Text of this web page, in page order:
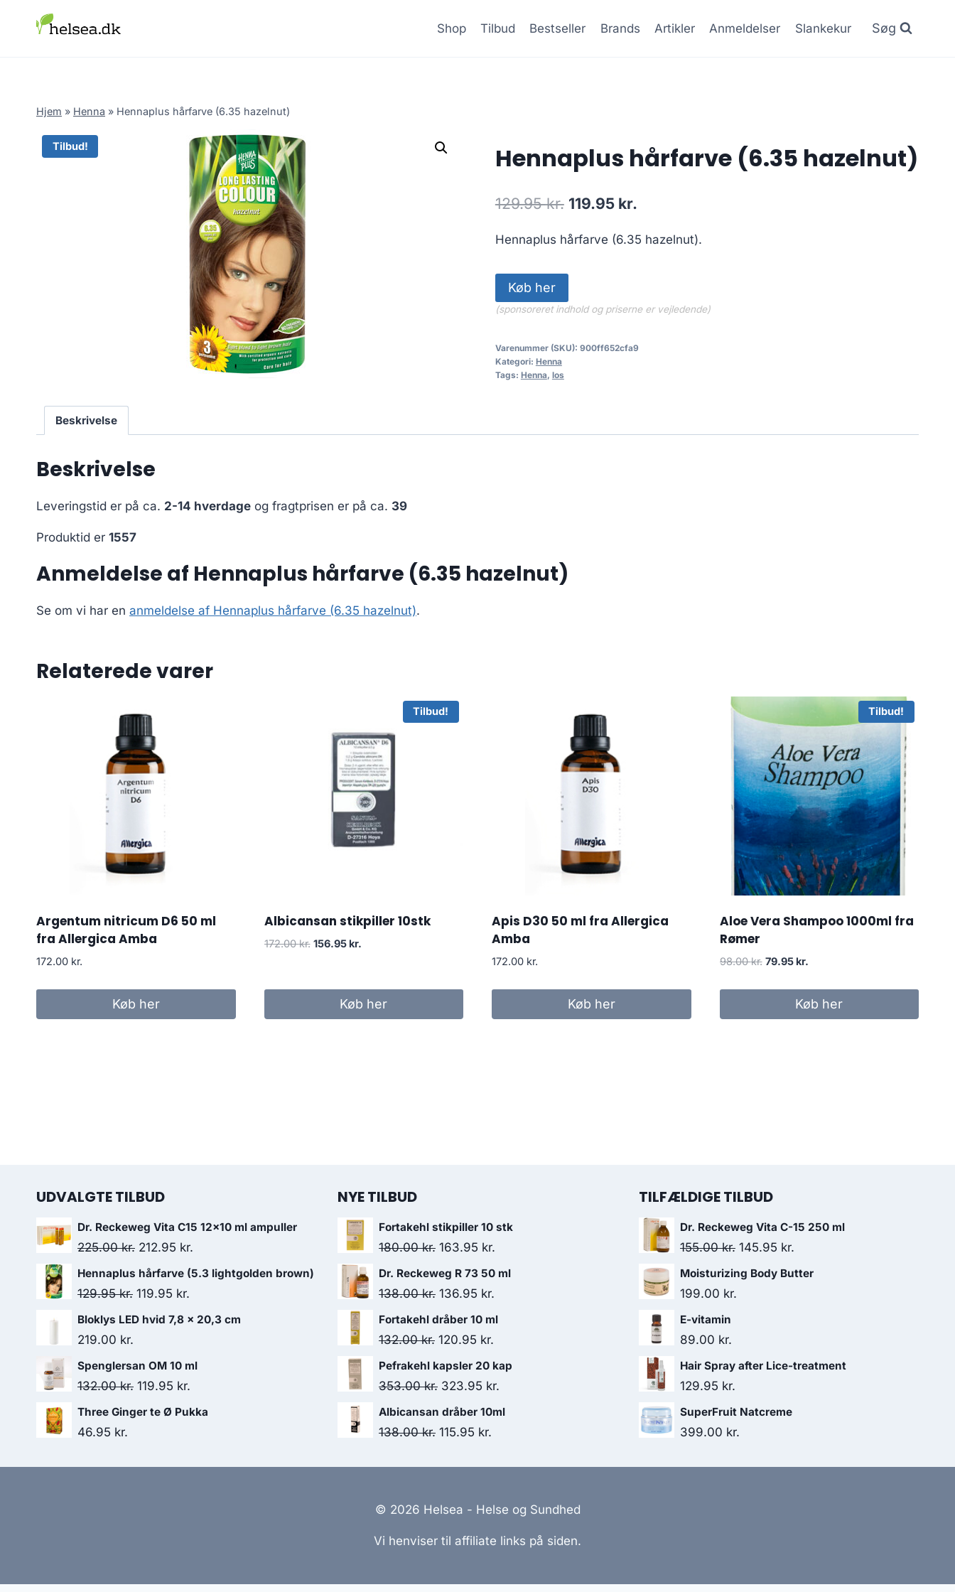
Shop Tilbud Bestseller Brands Artikler Anmeldelser Slankekur Søg
Hjem » Henna » Hennaplus hårfarve (6.35 hazelnut)
Tilbud! Hennaplus hårfarve (6.35 hazelnut)
129.95kr. Den
pris
var:
129.95 kr..
119.95 kr.
pris
Hennaplus hårfarve (6.35 hazelnut).
Køb her
(sponsoreret indhold og priserne er vejledende)
Varenummer (SKU): 900ff652cfa9
Kategori: Henna
Tags: Henna, los
Beskrivelse
Beskrivelse
Leveringstid er på ca. 2-14 hverdage og fragtprisen er på ca. 39
Produktid er 1557
Anmeldelse af Hennaplus hårfarve (6.35 hazelnut)
Se om vi har en anmeldelse af Hennaplus hårfarve (6.35 hazelnut).
Relaterede varer
Argentum nitricum D6 50 ml
fra Allergica Amba
172.00 kr.
Køb her
Tilbud!
Albicansan stikpiller 10stk
172.00kr. Den
var:
172.00 kr..
156.95 kr.Den
er:
156.95 kr..
Køb her
Apis D30 50 ml fra Allergica
Amba
172.00 kr.
Køb her
Tilbud!
Aloe Vera Shampoo 1000ml fra
Rømer
98.00kr. Den
pris
79.95 kr.Den
pris
er:
Køb her
UDVALGTE TILBUD
Dr. Reckeweg Vita C15 12x10 ml ampuller
225.00kr. Den
oprindelige
pris
212.95 kr.
aktuelle
Hennaplus hårfarve (5.3 lightgolden brown)
129.95kr. Den
oprindelige
129.95 kr..
119.95 kr.
aktuelle
Bloklys LED hvid 7,8 x 20,3 cm
219.00 kr.
Spenglersan OM 10 ml
132.00kr. Den
oprindelige
132.00 kr..
119.95 kr.
aktuelle
119.95 kr..
Three Ginger te Ø Pukka
46.95 kr.
NYE TILBUD
Fortakehl stikpiller 10 stk
180.00kr. Den
oprindelige
pris
var:
180.00 kr..
163.95 kr.
aktuelle
Dr. Reckeweg R 73 50 ml
138.00kr. Den
oprindelige
pris
138.00 kr..
136.95 kr.
aktuelle
Fortakehl dråber 10 ml
132.00kr. Den
oprindelige
pris
var:
132.00 kr..
120.95 kr.
aktuelle
pris
Pefrakehl kapsler 20 kap
353.00kr. Den
oprindelige
pris
353.00 kr..
323.95 kr.
aktuelle
323.95 kr..
Albicansan dråber 10ml
138.00kr. Den
138.00 kr..
115.95 kr.
115.95 kr..
TILFÆLDIGE TILBUD
Dr. Reckeweg Vita C-15 250 ml
155.00kr. Den
oprindelige
145.95 kr.
aktuelle
Moisturizing Body Butter
199.00 kr.
E-vitamin
89.00 kr.
Hair Spray after Lice-treatment
129.95 kr.
SuperFruit Natcreme
399.00 kr.
© 2026 Helsea - Helse og Sundhed
Vi henviser til affiliate links på siden.